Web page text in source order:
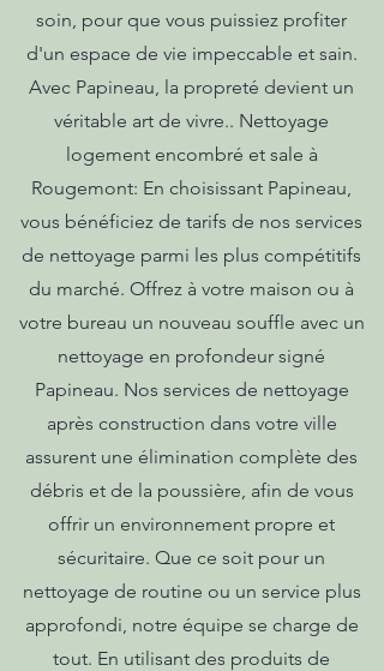
soin, pour que vous puissiez profiter
d'un espace de vie impeccable et sain.
Avec Papineau, la propreté devient un
véritable art de vivre.. Nettoyage
logement encombré et sale à
Rougemont: En choisissant Papineau,
vous bénéficiez de tarifs de nos services
de nettoyage parmi les plus compétitifs
du marché. Offrez à votre maison ou à
votre bureau un nouveau souffle avec un
nettoyage en profondeur signé
Papineau. Nos services de nettoyage
après construction dans votre ville
assurent une élimination complète des
débris et de la poussière, afin de vous
offrir un environnement propre et
sécuritaire. Que ce soit pour un
nettoyage de routine ou un service plus
approfondi, notre équipe se charge de
tout. En utilisant des produits de